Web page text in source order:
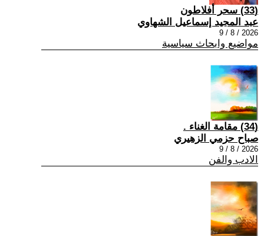
(33) سحر أفلاطون
عبد المجيد إسماعيل الشهاوي
2026 / 8 / 9
مواضيع وابحاث سياسية
(34) مقامة الغناء .
صباح حزمي الزهيري
2026 / 8 / 9
الادب والفن